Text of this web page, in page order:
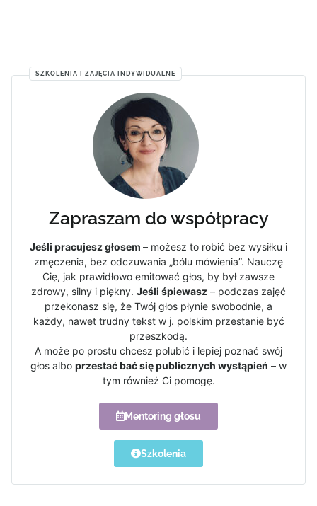
Zapraszam do współpracy
Jeśli pracujesz głosem – możesz to robić bez wysiłku i
zmęczenia, bez odczuwania „bólu mówienia”. Nauczę
Cię, jak prawidłowo emitować głos, by był zawsze
zdrowy, silny i piękny. Jeśli śpiewasz – podczas zajęć
przekonasz się, że Twój głos płynie swobodnie, a
każdy, nawet trudny tekst w j. polskim przestanie być
przeszkodą.
A może po prostu chcesz polubić i lepiej poznać swój
głos albo przestać bać się publicznych wystąpień – w
tym również Ci pomogę.
Mentoring głosu
Szkolenia
SZKOLENIA I ZAJĘCIA INDYWIDUALNE